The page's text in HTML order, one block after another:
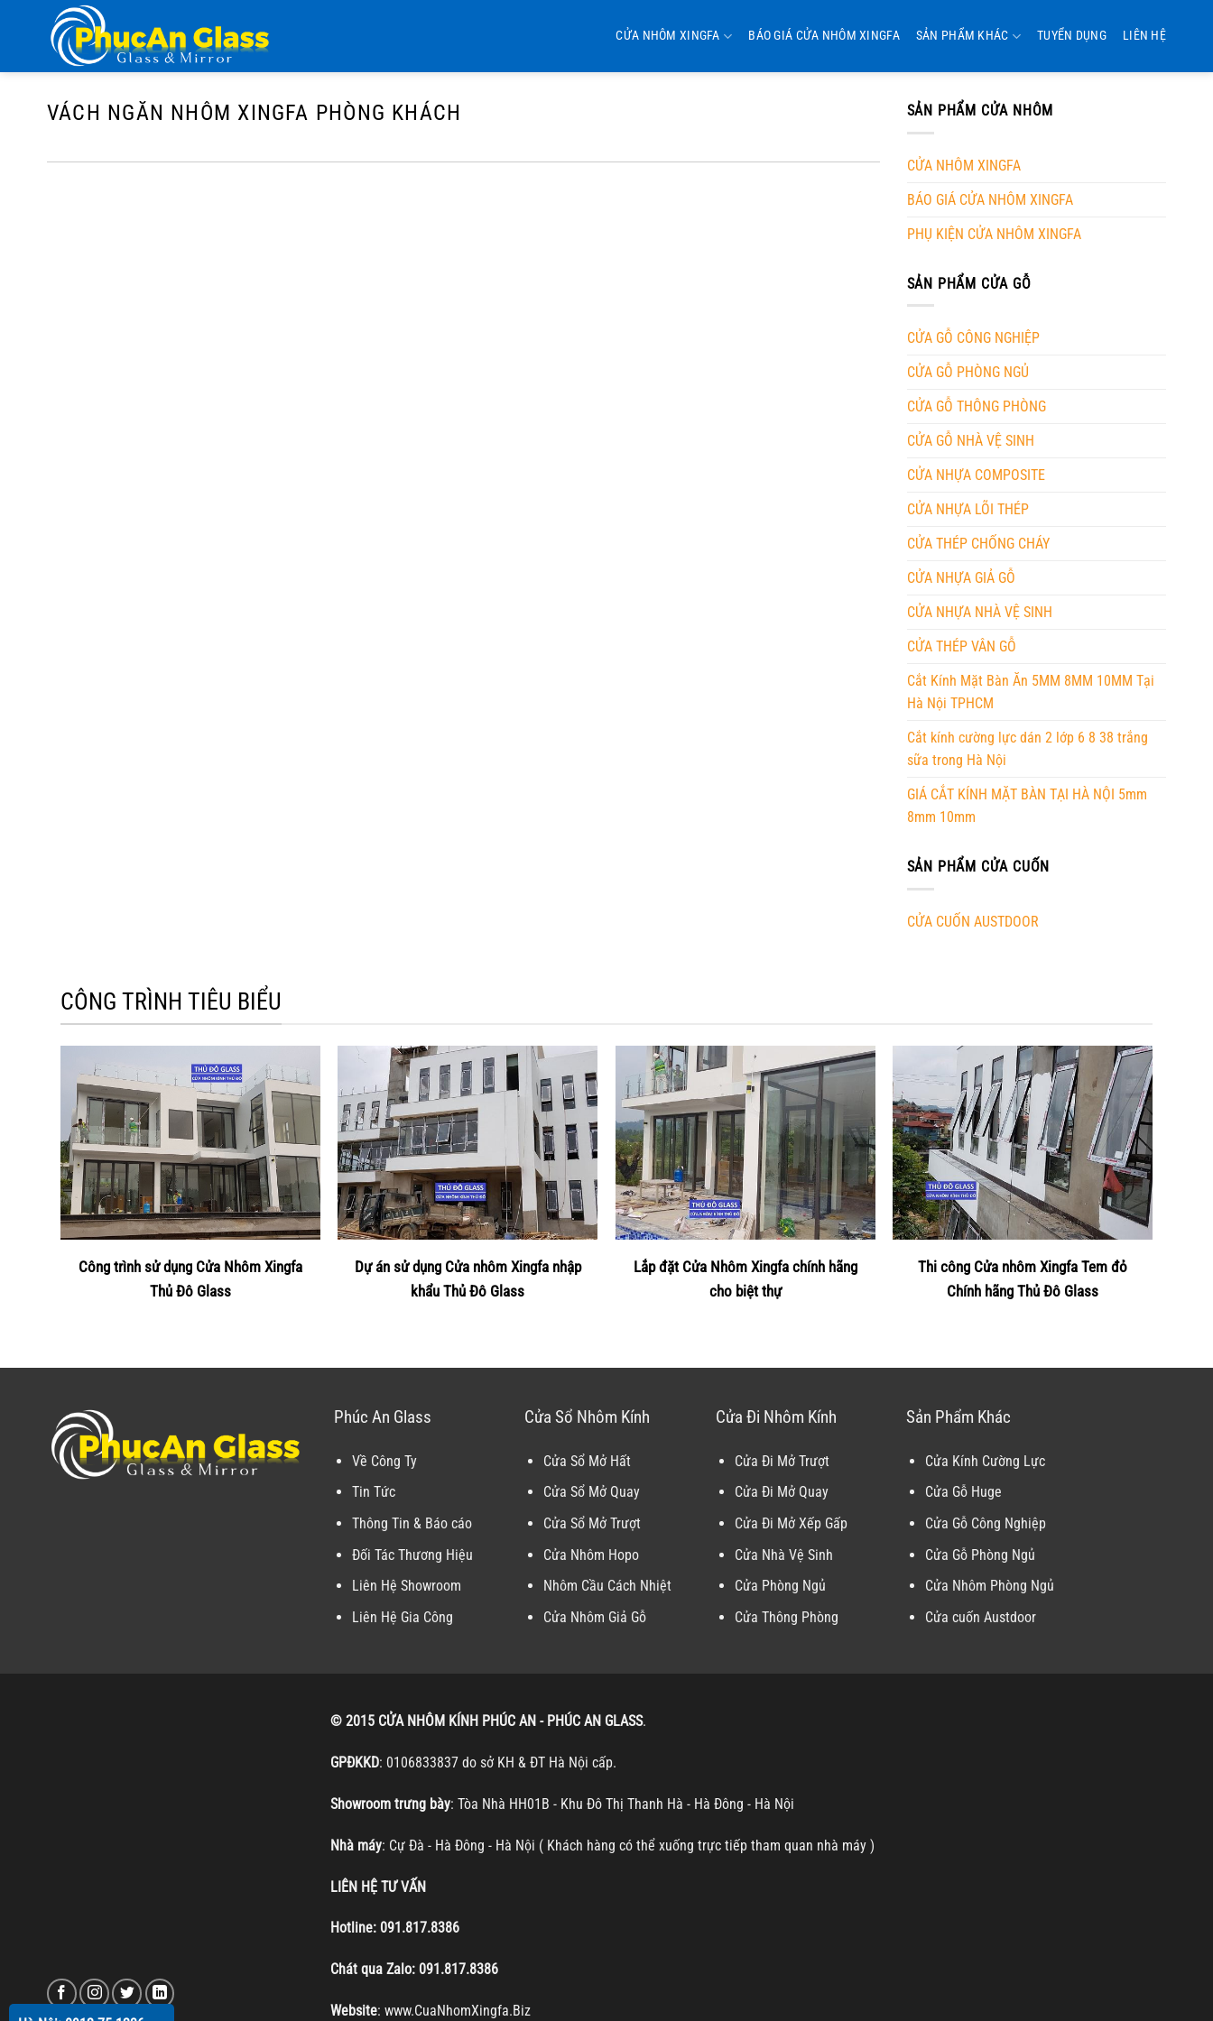
dung
CỬA NHÔM XINGFA BÁO GIÁ CỬA NHÔM XINGFA SẢN PHẨM KHÁC TUYỂN DỤNG LIÊN HỆ
VÁCH NGĂN NHÔM XINGFA PHÒNG KHÁCH SẢN PHẨM CỬA NHÔM
CỬA NHÔM XINGFA
BÁO GIÁ CỬA NHÔM XINGFA
PHỤ KIỆN CỬA NHÔM XINGFA
SẢN PHẨM CỬA GỖ
CỬA GỖ CÔNG NGHIỆP
CỬA GỖ PHÒNG NGỦ
CỬA GỖ THÔNG PHÒNG
CỬA GỖ NHÀ VỆ SINH
CỬA NHỰA COMPOSITE
CỬA NHỰA LÕI THÉP
CỬA THÉP CHỐNG CHÁY
CỬA NHỰA GIẢ GỖ
CỬA NHỰA NHÀ VỆ SINH
CỬA THÉP VÂN GỖ
Cắt Kính Mặt Bàn Ăn 5MM 8MM 10MM Tại
Hà Nội TPHCM
Cắt kính cường lực dán 2 lớp 6 8 38 trắng
sữa trong Hà Nội
GIÁ CẮT KÍNH MẶT BÀN TẠI HÀ NỘI 5mm
8mm 10mm
SẢN PHẨM CỬA CUỐN
CỬA CUỐN AUSTDOOR
CÔNG TRÌNH TIÊU BIỂU
Công trình sử dụng Cửa Nhôm Xingfa
Thủ Đô Glass
Dự án sử dụng Cửa nhôm Xingfa nhập
khẩu Thủ Đô Glass
Lắp đặt Cửa Nhôm Xingfa chính hãng
cho biệt thự
Thi công Cửa nhôm Xingfa Tem đỏ
Chính hãng Thủ Đô Glass
Phúc An Glass
Về Công Ty
Tin Tức
Thông Tin & Báo cáo
Đối Tác Thương Hiệu
Liên Hệ Showroom
Liên Hệ Gia Công
Cửa Sổ Nhôm Kính
Cửa Sổ Mở Hất
Cửa Sổ Mở Quay
Cửa Sổ Mở Trượt
Cửa Nhôm Hopo
Nhôm Cầu Cách Nhiệt
Cửa Nhôm Giả Gỗ
Cửa Đi Nhôm Kính
Cửa Đi Mở Trượt
Cửa Đi Mở Quay
Cửa Đi Mở Xếp Gấp
Cửa Nhà Vệ Sinh
Cửa Phòng Ngủ
Cửa Thông Phòng
Sản Phẩm Khác
Cửa Kính Cường Lực
Cửa Gỗ Huge
Cửa Gỗ Công Nghiệp
Cửa Gỗ Phòng Ngủ
Cửa Nhôm Phòng Ngủ
Cửa cuốn Austdoor
© 2015 CỬA NHÔM KÍNH PHÚC AN - PHÚC AN GLASS.
GPĐKKD: 0106833837 do sở KH & ĐT Hà Nội cấp.
Showroom trưng bày: Tòa Nhà HH01B - Khu Đô Thị Thanh Hà - Hà Đông - Hà Nội
Nhà máy: Cự Đà - Hà Đông - Hà Nội ( Khách hàng có thể xuống trực tiếp tham quan nhà máy )
LIÊN HỆ TƯ VẤN
Hotline: 091.817.8386
Chát qua Zalo: 091.817.8386
Website:www.CuaNhomXingfa.Biz